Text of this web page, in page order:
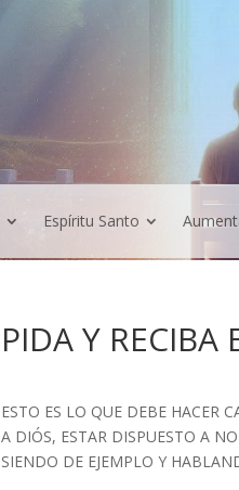
Espíritu Santo
PIDA Y RECIBA
ESTO ES LO QUE DEBE HACER
A DIÓS, ESTAR DISPUESTO A
SIENDO DE EJEMPLO Y